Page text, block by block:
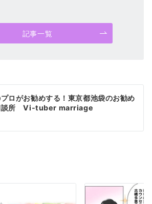
記事一覧
ロがお勧めする！東京都池袋のお勧め
談所 Vi-tuber marriage